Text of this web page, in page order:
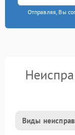
Отправляя, Вы
Виды